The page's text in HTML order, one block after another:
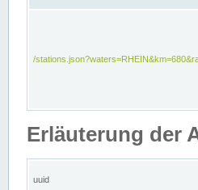
/
Erläuterung der
uuid